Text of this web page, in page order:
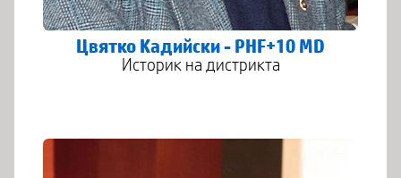
Цвятко Кадийски - PHF+10 MD
Историк на дистрикта